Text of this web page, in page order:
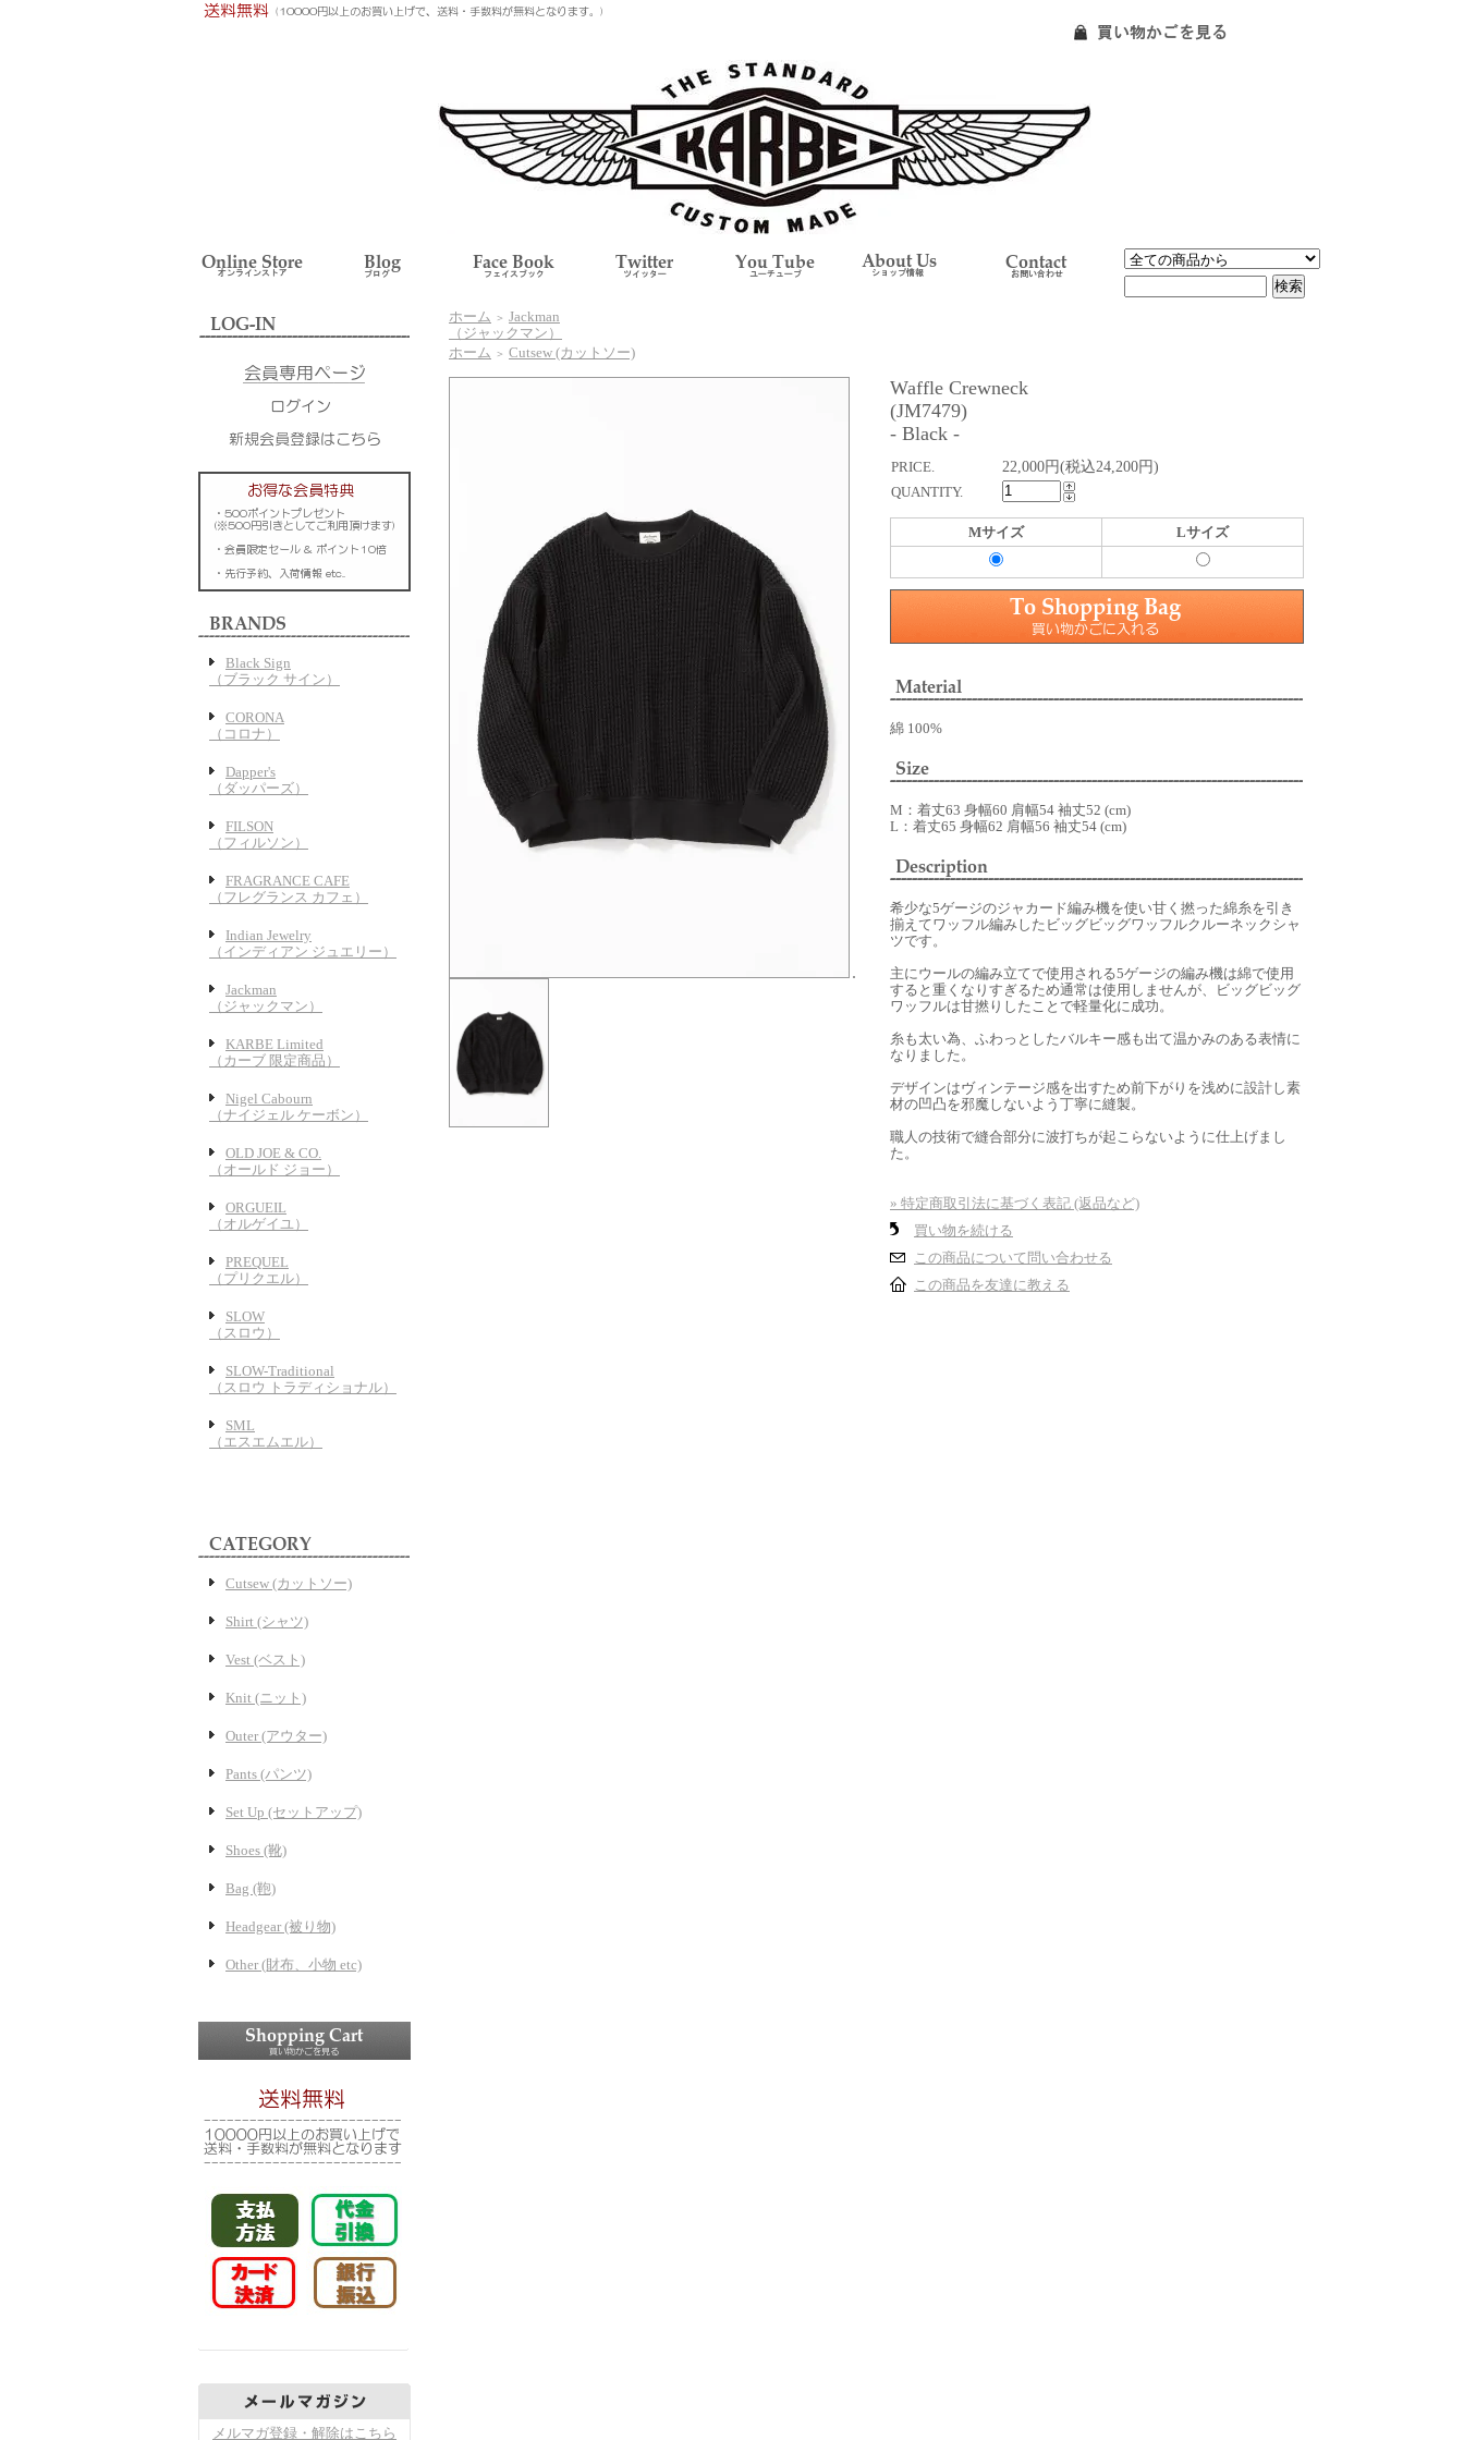
Black Sign
（ブラック サイン）
CORONA
（コロナ）
Dapper's
（ダッパーズ）
FILSON
（フィルソン）
FRAGRANCE CAFE
（フレグランス カフェ）
Indian Jewelry
（インディアン ジュエリー）
Jackman
（ジャックマン）
KARBE Limited
（カーブ 限定商品）
Nigel Cabourn
（ナイジェル ケーボン）
OLD JOE & CO.
（オールド ジョー）
ORGUEIL
（オルゲイユ）
PREQUEL
（プリクエル）
SLOW
（スロウ）
SLOW-Traditional
（スロウ トラディショナル）
SML
（エスエムエル）
Cutsew (カットソー)
Shirt (シャツ)
Vest (ベスト)
Knit (ニット)
Outer (アウター)
Pants (パンツ)
Set Up (セットアップ)
Shoes (靴)
Bag (鞄)
Headgear (被り物)
Other (財布、小物 etc)
メルマガ登録・解除はこちら
ホーム ＞ Jackman
（ジャックマン）
ホーム ＞ Cutsew (カットソー)
Waffle Crewneck
(JM7479)
- Black -
PRICE.
22,000円(税込24,200円)
QUANTITY.
Mサイズ Lサイズ
綿 100%
M：着丈63 身幅60 肩幅54 袖丈52 (cm)
L：着丈65 身幅62 肩幅56 袖丈54 (cm)
希少な5ゲージのジャカード編み機を使い甘く撚った綿糸を引き
揃えてワッフル編みしたビッグビッグワッフルクルーネックシャ
ツです。
主にウールの編み立てで使用される5ゲージの編み機は綿で使用
すると重くなりすぎるため通常は使用しませんが、ビッグビッグ
ワッフルは甘撚りしたことで軽量化に成功。
糸も太い為、ふわっとしたバルキー感も出て温かみのある表情に
なりました。
デザインはヴィンテージ感を出すため前下がりを浅めに設計し素
材の凹凸を邪魔しないよう丁寧に縫製。
職人の技術で縫合部分に波打ちが起こらないように仕上げまし
た。
» 特定商取引法に基づく表記 (返品など)
買い物を続ける
この商品について問い合わせる
この商品を友達に教える